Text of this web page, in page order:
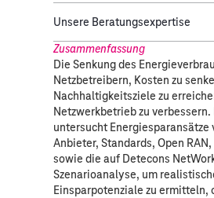
Zusammenfassung
Die Senkung des
Netzbetreibern, Kosten zu
Nachhaltigkeitsziele zu
Netzwerkbetrieb zu verbessern.
untersucht Energiesparansätze
Anbieter, Standards, Open
sowie die auf Detecons
Szenarioanalyse, um
Einsparpotenziale zu ermitteln,
Unsere Beratungsexpertise